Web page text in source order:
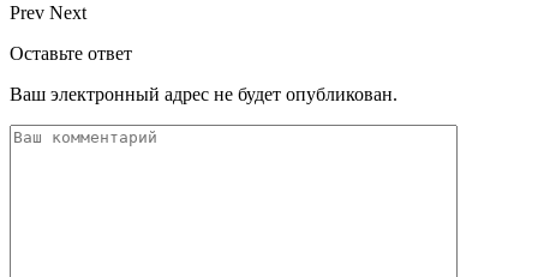
Prev Next
Оставьте ответ
Ваш электронный адрес не будет опубликован.